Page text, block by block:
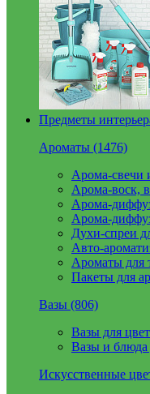
Предметы
Ароматы (1476)
Арома-свечи
Арома-воск,
Арома-
Арома-
Духи-спреи
Авто-
Ароматы для
Пакеты для
Вазы (806)
Вазы для
Вазы и блюда
Искусственные